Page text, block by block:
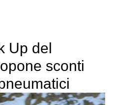
Up del
sconti